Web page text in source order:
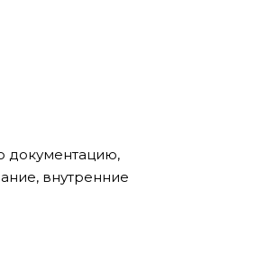
документацию,
внутренние